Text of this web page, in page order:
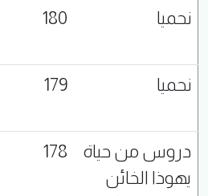
نحميا
180
نحميا
179
دروس من حياة
يهوذا الخائن
178